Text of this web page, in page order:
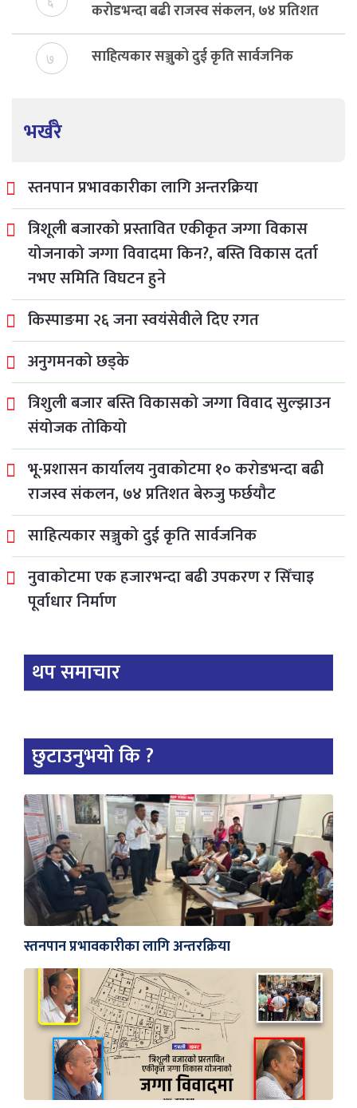
करोडभन्दा बढी राजस्व संकलन, ७४ प्रतिशत
बेरुजु फर्छयौट
७ साहित्यकार सञ्जुको दुई कृति सार्वजनिक
भर्खरै
स्तनपान प्रभावकारीका लागि अन्तरक्रिया
त्रिशूली बजारको प्रस्तावित एकीकृत जग्गा विकास
योजनाको जग्गा विवादमा किन?, बस्ति विकास दर्ता
नभए समिति विघटन हुने
किस्पाङमा २६ जना स्वयंसेवीले दिए रगत
अनुगमनको छड्के
त्रिशुली बजार बस्ति विकासको जग्गा विवाद सुल्झाउन
संयोजक तोकियो
भू-प्रशासन कार्यालय नुवाकोटमा १० करोडभन्दा बढी
राजस्व संकलन, ७४ प्रतिशत बेरुजु फर्छयौट
साहित्यकार सञ्जुको दुई कृति सार्वजनिक
नुवाकोटमा एक हजारभन्दा बढी उपकरण र सिँचाइ
पूर्वाधार निर्माण
थप समाचार
छुटाउनुभयो कि ?
स्तनपान प्रभावकारीका लागि अन्तरक्रिया